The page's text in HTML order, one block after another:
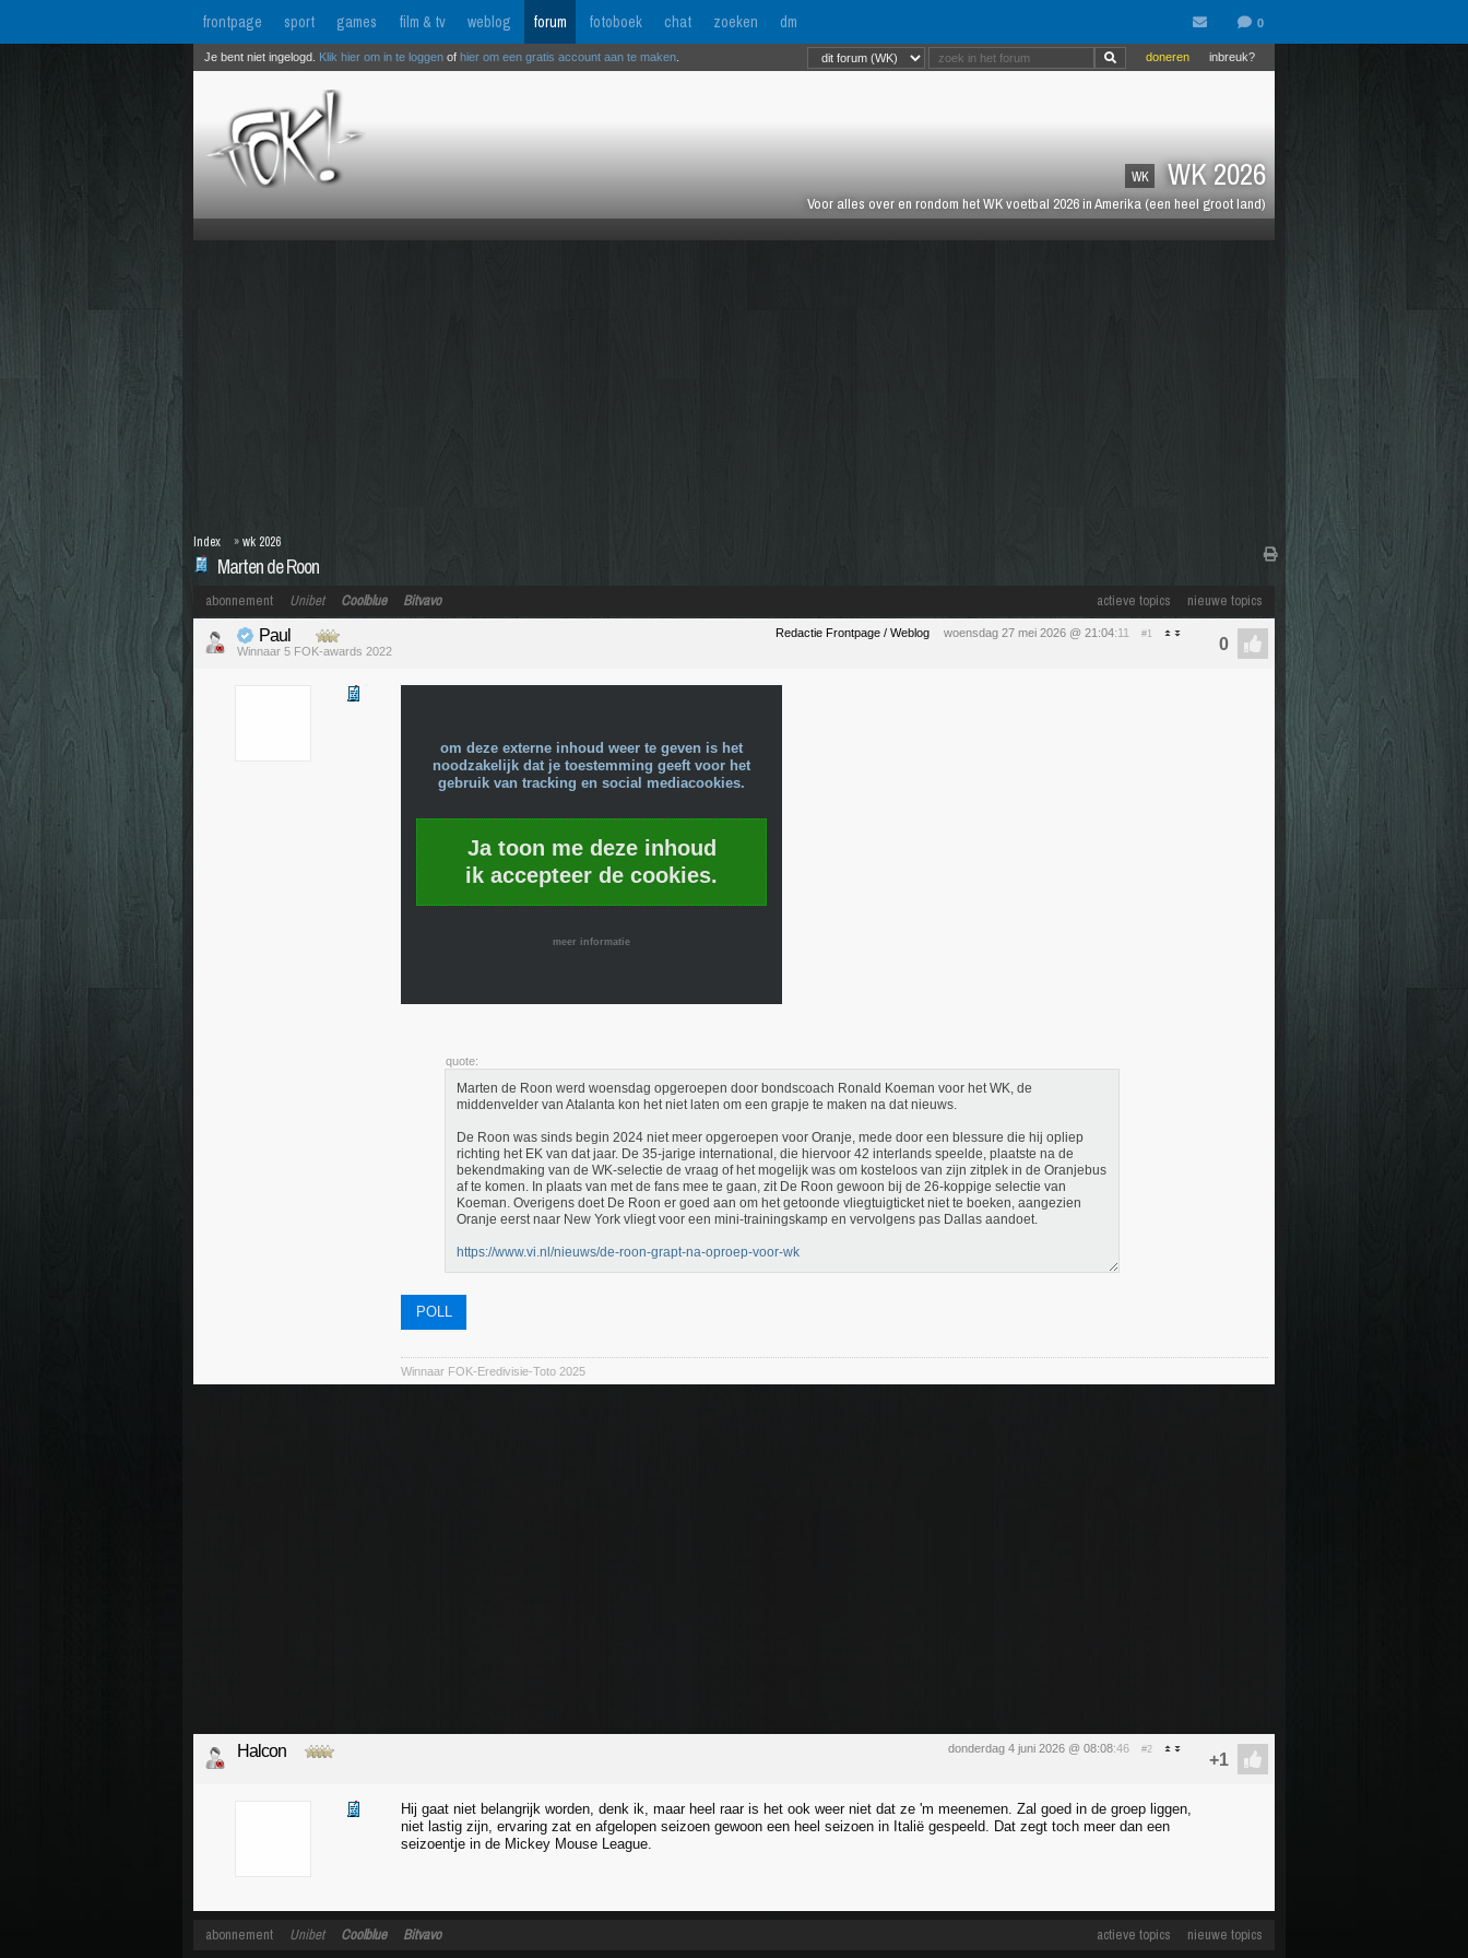
frontpage sport games film & tv weblog forum fotoboek chat zoeken dm
WK WK 2026
Voor alles over en rondom het WK voetbal 2026 in Amerika (een heel groot land)
inbreuk?
doneren
Je bent niet ingelogd. Klik hier om in te loggen of hier om een gratis account aan te maken
Marten de Roon
Index »wk 2026
actieve topics nieuwe topics
abonnement Unibet Coolblue Bitvavo
Redactie Frontpage / Weblog woensdag 27 mei 2026 @ 21:04:11 #1
Paul
Winnaar 5 FOK-awards 2022
om deze externe inhoud weer te geven is het
noodzakelijk dat je toestemming geeft voor het
gebruik van tracking en social mediacookies.
Ja toon me deze inhoud
ik accepteer de cookies.
meer informatie
quote:
Marten de Roon werd woensdag opgeroepen door bondscoach Ronald Koeman voor het WK, de
middenvelder van Atalanta kon het niet laten om een grapje te maken na dat nieuws.
De Roon was sinds begin 2024 niet meer opgeroepen voor Oranje, mede door een blessure die hij opliep
richting het EK van dat jaar. De 35-jarige international, die hiervoor 42 interlands speelde, plaatste na de
bekendmaking van de WK-selectie de vraag of het mogelijk was om kosteloos van zijn zitplek in de Oranjebus
af te komen. In plaats van met de fans mee te gaan, zit De Roon gewoon bij de 26-koppige selectie van
Koeman. Overigens doet De Roon er goed aan om het getoonde vliegtuigticket niet te boeken, aangezien
Oranje eerst naar New York vliegt voor een mini-trainingskamp en vervolgens pas Dallas aandoet.
https://www.vi.nl/nieuws/de-roon-grapt-na-oproep-voor-wk
POLL
Winnaar FOK-Eredivisie-Toto 2025
donderdag 4 juni 2026 @ 08:08:46 #2
Halcon
Hij gaat niet belangrijk worden, denk ik, maar heel raar is het ook weer niet dat ze 'm meenemen. Zal goed in de groep liggen,
niet lastig zijn, ervaring zat en afgelopen seizoen gewoon een heel seizoen in Italië gespeeld. Dat zegt toch meer dan een
seizoentje in de Mickey Mouse League.
actieve topics nieuwe topics
abonnement Unibet Coolblue Bitvavo